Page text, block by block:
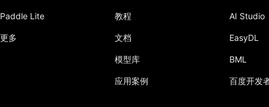
Paddle Lite
更多
教程
文档
模型库
应用案例
AI Studio
EasyDL
BML
百度开发